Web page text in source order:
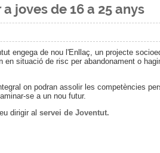
joves de 16 a 25 anys
engega de nou l'Enllaç, un projecte
en situació de risc per abandonament o
on podran assolir les competències
se a un nou futur.
dirigir al servei de Joventut.